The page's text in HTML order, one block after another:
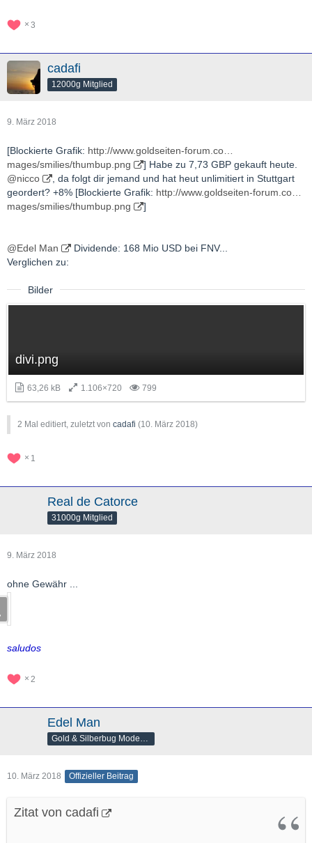
3
cadafi
12000g Mitglied
9. März 2018
[Blockierte Grafik: http://www.goldseiten-forum.co…
mages/smilies/thumbup.png
] Habe zu 7,73 GBP gekauft heute.
@nicco
, da folgt dir jemand und hat heut unlimitiert in Stuttgart
geordert? +8% [Blockierte Grafik: http://www.goldseiten-forum.co…
mages/smilies/thumbup.png
]
@Edel Man
Dividende: 168 Mio USD bei FNV...
Verglichen zu:
Bilder
divi.png
63,26 kB 1.106×720 799
2 Mal editiert, zuletzt von cadafi (10. März 2018)
1
Real de Catorce
31000g Mitglied
9. März 2018
ohne Gewähr ...
saludos
2
Edel Man
10. März 2018 Offizieller Beitrag
Zitat von cadafi